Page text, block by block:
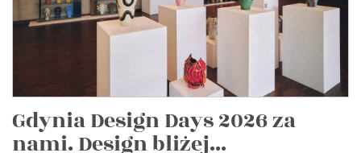
Gdynia Design Days 2026 za
nami. Design bliżej...